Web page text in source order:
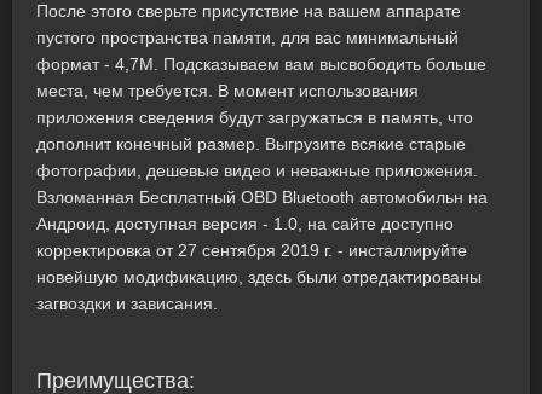
После этого сверьте присутствие на вашем аппарате
пустого пространства памяти, для вас минимальный
формат - 4,7M. Подсказываем вам высвободить больше
места, чем требуется. В момент использования
приложения сведения будут загружаться в память, что
дополнит конечный размер. Выгрузите всякие старые
фотографии, дешевые видео и неважные приложения.
Взломанная Бесплатный OBD Bluetooth автомобильн на
Андроид, доступная версия - 1.0, на сайте доступно
корректировка от 27 сентября 2019 г. - инсталлируйте
новейшую модификацию, здесь были отредактированы
загвоздки и зависания.
Преимущества: